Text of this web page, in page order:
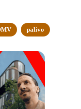
palivo